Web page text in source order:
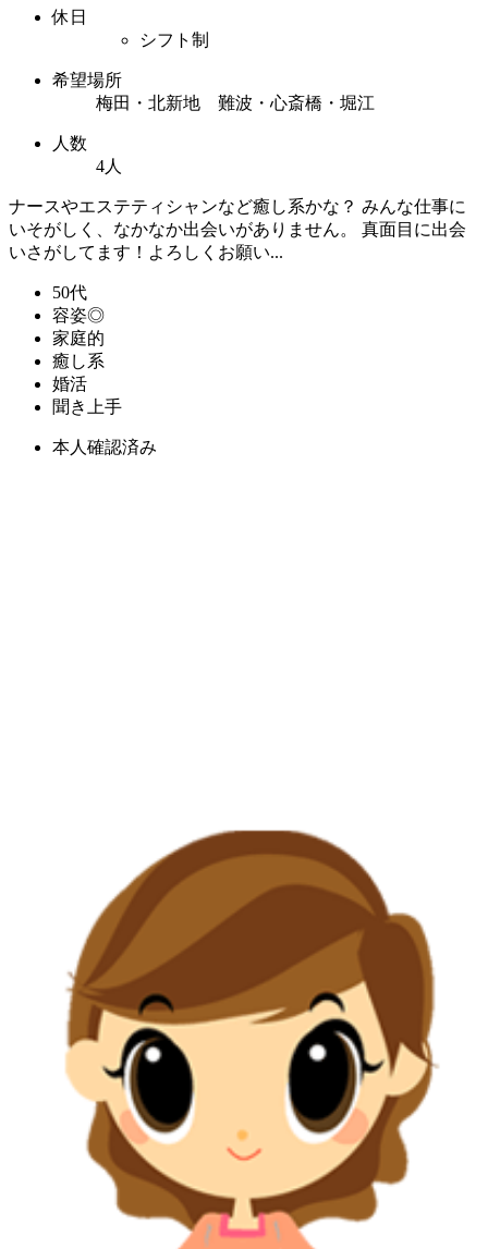
休日
シフト制
希望場所
梅田・北新地 難波・心斎橋・堀江
人数
4人
ナースやエステティシャンなど癒し系かな？ みんな仕事に
いそがしく、なかなか出会いがありません。 真面目に出会
いさがしてます！よろしくお願い...
50代
容姿◎
家庭的
癒し系
婚活
聞き上手
本人確認済み